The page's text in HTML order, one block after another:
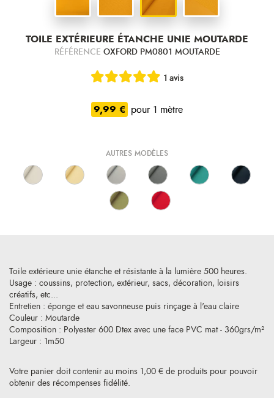
TOILE EXTÉRIEURE ÉTANCHE UNIE MOUTARDE
RÉFÉRENCE OXFORD PM0801 MOUTARDE
1 avis
9,99 € pour 1 mètre
AUTRES MODÈLES
Votre panier doit contenir au moins 1,00 € de produits pour pouvoir
obtenir des récompenses fidélité.
Toile extérieure unie étanche et résistante à la lumière 500 heures.
Usage : coussins, protection, extérieur, sacs, décoration, loisirs
créatifs, etc...
Entretien : éponge et eau savonneuse puis rinçage à l'eau claire
Couleur : Moutarde
Composition : Polyester 600 Dtex avec une face PVC mat - 360grs/m²
Largeur : 1m50